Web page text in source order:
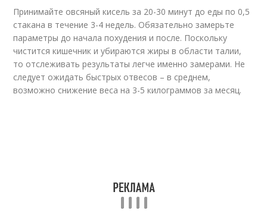
Принимайте овсяный кисель за 20-30 минут до еды по 0,5
стакана в течение 3-4 недель. Обязательно замерьте
параметры до начала похудения и после. Поскольку
чистится кишечник и убираются жиры в области талии,
то отслеживать результаты легче именно замерами. Не
следует ожидать быстрых отвесов – в среднем,
возможно снижение веса на 3-5 килограммов за месяц.